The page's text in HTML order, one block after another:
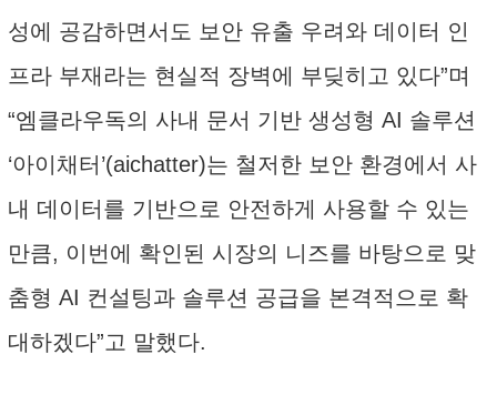
성에 공감하면서도 보안 유출 우려와 데이터 인
프라 부재라는 현실적 장벽에 부딪히고 있다”며
“엠클라우독의 사내 문서 기반 생성형 AI 솔루션
‘아이채터’(aichatter)는 철저한 보안 환경에서 사
내 데이터를 기반으로 안전하게 사용할 수 있는
만큼, 이번에 확인된 시장의 니즈를 바탕으로 맞
춤형 AI 컨설팅과 솔루션 공급을 본격적으로 확
대하겠다”고 말했다.